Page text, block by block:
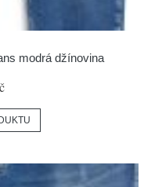
modrá džínovina